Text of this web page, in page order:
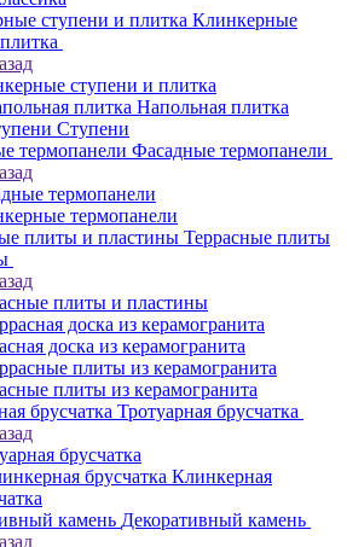
Клинкерные
ступени и плитка
Напольная плитка
Ступени
Фасадные термопанели
термопанели
термопанели
Террасные плиты
плиты и пластины
доска из керамогранита
плиты из керамогранита
Тротуарная брусчатка
брусчатка
Клинкерная
Декоративный камень